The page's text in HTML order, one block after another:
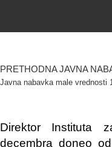
PRETHODNA JAVNA
Javna nabavka male vrednosti
Direktor Instituta
decembra doneo